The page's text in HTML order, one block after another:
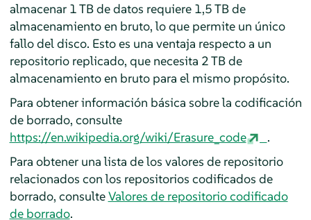
almacenar 1 TB de datos requiere 1,5 TB de
almacenamiento en bruto, lo que permite un único
fallo del disco. Esto es una ventaja respecto a un
repositorio replicado, que necesita 2 TB de
almacenamiento en bruto para el mismo propósito.
Para obtener información básica sobre la codificación
de borrado, consulte
https://en.wikipedia.org/wiki/Erasure_code
.
Para obtener una lista de los valores de repositorio
relacionados con los repositorios codificados de
borrado, consulteValores de repositorio codificado
de borrado.